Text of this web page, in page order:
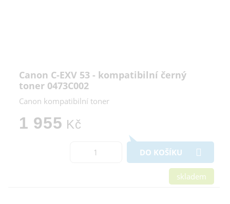
Canon C-EXV 53 - kompatibilní černý
toner 0473C002
Canon kompatibilní toner
1 955 Kč
DO KOŠÍKU
skladem